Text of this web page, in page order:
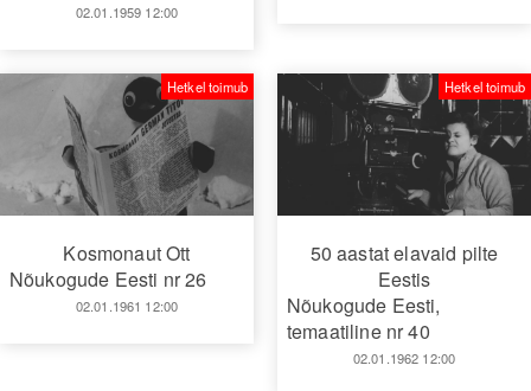
02.01.1959 12:00
Kosmonaut Ott
Nõukogude Eesti nr 26
02.01.1961 12:00
Hetkel toimub
50 aastat elavaid pilte
Eestis
Nõukogude Eesti,
temaatiline nr 40
02.01.1962 12:00
Hetkel toimub